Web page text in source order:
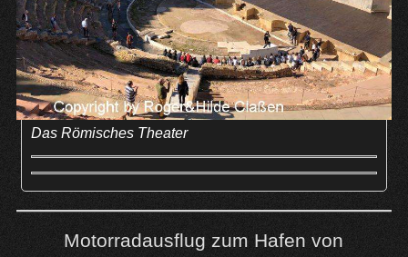
Das Römisches Theater
Motorradausflug zum Hafen von